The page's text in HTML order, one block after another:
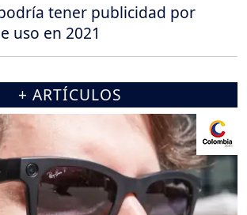
tener publicidad por
uso en 2021
+ ARTÍCULOS